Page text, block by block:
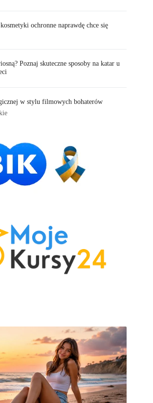
ochronne naprawdę chce się
Poznaj skuteczne sposoby na katar u
w stylu filmowych bohaterów